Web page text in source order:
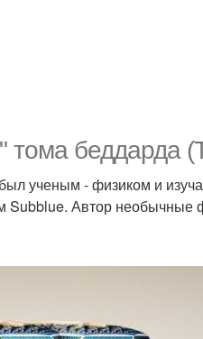
беддарда
ученым - физиком и
Subblue. Автор